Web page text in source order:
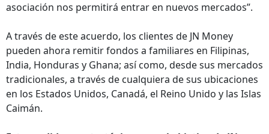
asociación nos permitirá entrar en nuevos mercados”.
A través de este acuerdo, los clientes de JN Money
pueden ahora remitir fondos a familiares en Filipinas,
India, Honduras y Ghana; así como, desde sus mercados
tradicionales, a través de cualquiera de sus ubicaciones
en los Estados Unidos, Canadá, el Reino Unido y las Islas
Caimán.